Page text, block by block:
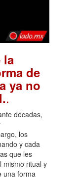
la
de
ya no
.
décadas,
los
y cada
que les
mismo ritual y
una forma